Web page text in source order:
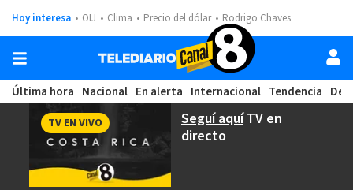
Hoy interesa OIJ Clima Precio del dólar Rodrigo Chaves
Última hora Nacional En alerta Internacional Tendencia
Seguí aquíTV en
directo
TV EN VIVO